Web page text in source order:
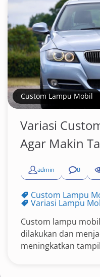
Custom Lampu Mobil
Variasi
Agar Makin
admin 0
Custom Lampu
Variasi Lampu
Custom lampu
dilakukan dan
meningkatkan